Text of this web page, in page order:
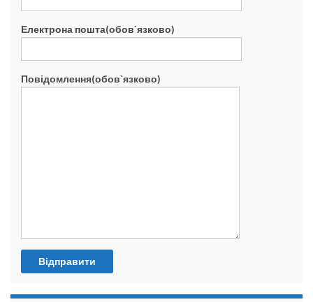
Електрона пошта(обов`язково)
Повідомлення(обов`язково)